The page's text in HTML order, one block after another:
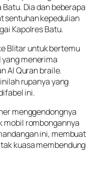
Dia dan beberapa
sentuhan kepedulian
Kapolres Batu.
Blitar untuk bertemu
menerima
Al Quran braile.
rupanya yang
ini.
menggendongnya
mobil rombongannya
ini, membuat
kuasa membendung